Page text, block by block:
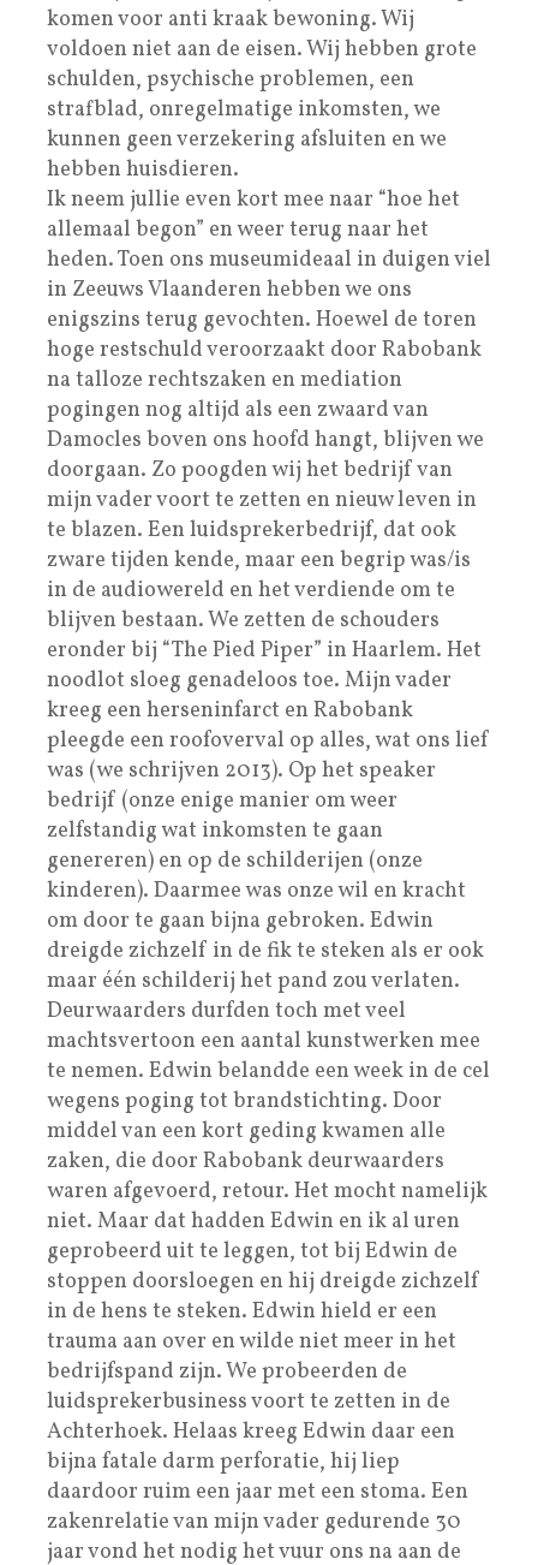
komen voor anti kraak bewoning. Wij
voldoen niet aan de eisen. Wij hebben grote
schulden, psychische problemen, een
strafblad, onregelmatige inkomsten, we
kunnen geen verzekering afsluiten en we
hebben huisdieren.
Ik neem jullie even kort mee naar “hoe het
allemaal begon” en weer terug naar het
heden. Toen ons museumideaal in duigen viel
in Zeeuws Vlaanderen hebben we ons
enigszins terug gevochten. Hoewel de toren
hoge restschuld veroorzaakt door Rabobank
na talloze rechtszaken en mediation
pogingen nog altijd als een zwaard van
Damocles boven ons hoofd hangt, blijven we
doorgaan. Zo poogden wij het bedrijf van
mijn vader voort te zetten en nieuw leven in
te blazen. Een luidsprekerbedrijf, dat ook
zware tijden kende, maar een begrip was/is
in de audiowereld en het verdiende om te
blijven bestaan. We zetten de schouders
eronder bij “The Pied Piper” in Haarlem. Het
noodlot sloeg genadeloos toe. Mijn vader
kreeg een herseninfarct en Rabobank
pleegde een roofoverval op alles, wat ons lief
was (we schrijven 2013). Op het speaker
bedrijf (onze enige manier om weer
zelfstandig wat inkomsten te gaan
genereren) en op de schilderijen (onze
kinderen). Daarmee was onze wil en kracht
om door te gaan bijna gebroken. Edwin
dreigde zichzelf in de fik te steken als er ook
maar één schilderij het pand zou verlaten.
Deurwaarders durfden toch met veel
machtsvertoon een aantal kunstwerken mee
te nemen. Edwin belandde een week in de cel
wegens poging tot brandstichting. Door
middel van een kort geding kwamen alle
zaken, die door Rabobank deurwaarders
waren afgevoerd, retour. Het mocht namelijk
niet. Maar dat hadden Edwin en ik al uren
geprobeerd uit te leggen, tot bij Edwin de
stoppen doorsloegen en hij dreigde zichzelf
in de hens te steken. Edwin hield er een
trauma aan over en wilde niet meer in het
bedrijfspand zijn. We probeerden de
luidsprekerbusiness voort te zetten in de
Achterhoek. Helaas kreeg Edwin daar een
bijna fatale darm perforatie, hij liep
daardoor ruim een jaar met een stoma. Een
zakenrelatie van mijn vader gedurende 30
jaar vond het nodig het vuur ons na aan de